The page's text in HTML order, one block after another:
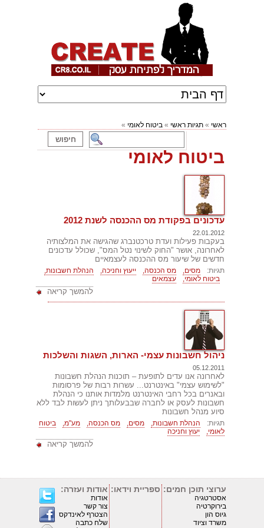
ראשי » תגיות ראשי » ביטוח לאומי »
ביטוח לאומי
עדכונים בפקודת מס ההכנסה לשנת 2012
22.01.2012
בעקבות פעילות ועדת טרכטנברג שהגישה את המלצותיה
לאחרונה, אושר "החוק לשינוי נטל המס", שכולל עדכונים
חדשים של שיעור מס ההכנסה לעצמאיים
תגיות: מסים, מס הכנסה, ייעוץ וחניכה,
הנהלת חשבונות,
ביטוח לאומי,
עצמאים
להמשך קריאה
ניהול חשבונות עצמי- הארות, השגות והשלכות
05.12.2011
לאחרונה אנו עדים לתופעת – תוכנות הנהלת חשבונות
"לשימוש עצמי" באינטרנט... עשרות רבות של פרסומות
ובאנרים בכל רחבי האינטרנט מלמדות אותנו כי הנהלת
חשבונות לעסק או לחברה שבבעלותך ניתן לעשות לבד ללא
סיוע מנהל חשבונות
תגיות: הנהלת חשבונות, מסים, מס הכנסה, מע"מ,
ביטוח
לאומי,
יעוץ וחניכה
להמשך קריאה
ערוצי תוכן חמים:
אסטרטגיה
בירוקרטיה
גיוס הון
משרד וציוד
ספריית וידאו: אודות ועזרה:
אודות
צור קשר
הצטרף לאינדקס
שלח כתבה